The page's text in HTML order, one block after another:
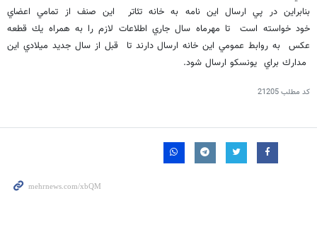
بنابراين در پي ارسال اين نامه به خانه تئاتر اين صنف از تمامي اعضاي
خود خواسته است تا مهرماه سال جاري اطلاعات لازم را به همراه يك قطعه
عكس به روابط عمومي اين خانه ارسال دارند تا قبل از سال جديد ميلادي اين
مدارك براي يونسكو ارسال شود.
کد مطلب21205